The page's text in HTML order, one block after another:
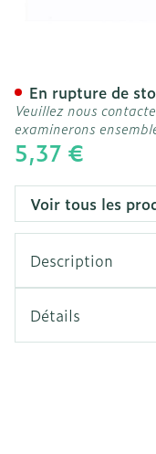
5,37 €
En rupture de
Veuillez nous
examinerons
Voir tous les
Description
Détails